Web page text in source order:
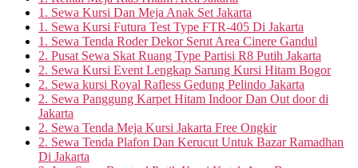
1. Sewa Kursi Dan Meja Anak Set Jakarta
1. Sewa Kursi Futura Test Type FTR-405 Di Jakarta
1. Sewa Tenda Roder Dekor Serut Area Cinere Gandul
2. Pusat Sewa Skat Ruang Type Partisi R8 Putih Jakarta
2. Sewa Kursi Event Lengkap Sarung Kursi Hitam Bogor
2. Sewa kursi Royal Rafless Gedung Pelindo Jakarta
2. Sewa Panggung Karpet Hitam Indoor Dan Out door di
Jakarta
2. Sewa Tenda Meja Kursi Jakarta Free Ongkir
2. Sewa Tenda Plafon Dan Kerucut Untuk Bazar Ramadhan
Di Jakarta